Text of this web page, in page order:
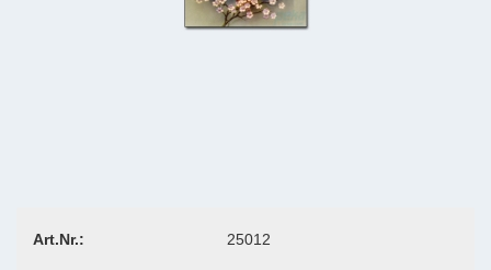
Art.Nr.: 25012